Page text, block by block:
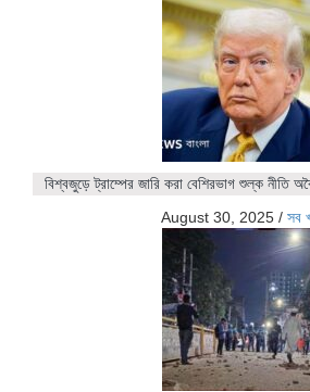
বিশ্বজুড়ে ট্রাম্পের জারি করা বেশিরভাগ শুল্ক নীতি
August 30, 2025 / সব